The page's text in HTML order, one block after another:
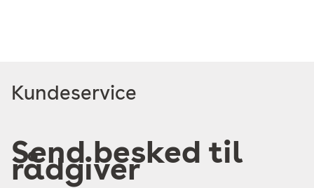
Læs
Kundeservice
Send besked til
rådgiver